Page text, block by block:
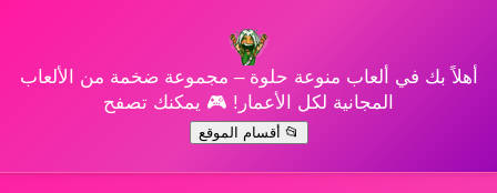
أهلاً بك في ألعاب منوعة حلوة – مجموعة ضخمة من الألعاب
المجانية لكل الأعمار! 🎮 يمكنك تصفح
📂 أقسام الموقع